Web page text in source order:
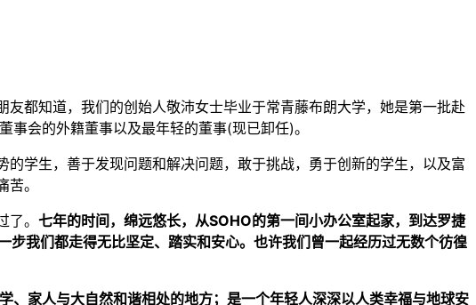
友都知道，我们的创始人敬沛女士毕业于常青藤布朗大学，她是第一批赴
会的外籍董事以及最年轻的董事(现已卸任)。
学生，善于发现问题和解决问题，敢于挑战，勇于创新的学生，以及富
。
。 七年的时间，绵远悠长，从SOHO的第一间小办公室起家，到达罗捷
我们都走得无比坚定、踏实和安心。也许我们曾一起经历过无数个彷徨
、家人与大自然和谐相处的地方；是一个年轻人深深以人类幸福与地球安